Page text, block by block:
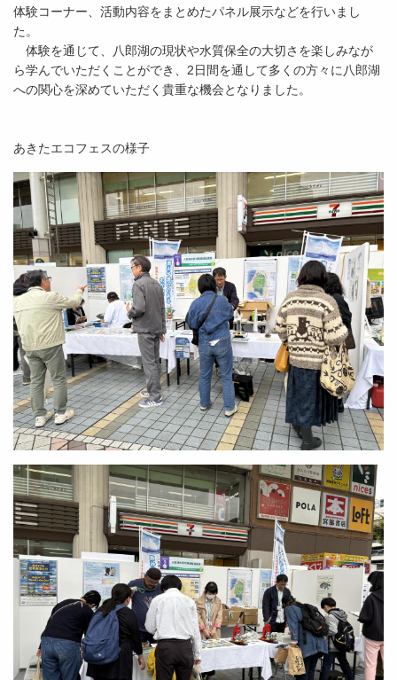
体験コーナー、活動内容をまとめたパネル展示などを行いまし
た。
体験を通じて、八郎湖の現状や水質保全の大切さを楽しみなが
ら学んでいただくことができ、2日間を通して多くの方々に八郎湖
への関心を深めていただく貴重な機会となりました。
あきたエコフェスの様子